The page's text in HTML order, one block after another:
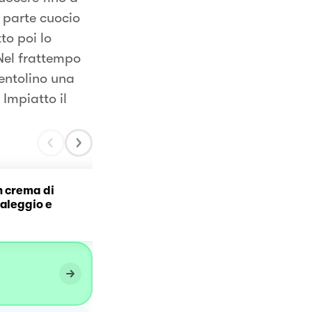
cuocio
poi lo
frattempo
una
Impiatto il
crema di
e